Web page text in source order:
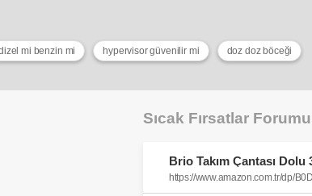
mi benzin mi hypervisor güvenilir mi doz doz böceği
Sıcak Fırsatlar
https://www.amazon.com.tr/dp/